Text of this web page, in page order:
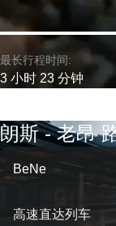
最长行程时间:
3 小时 23 分钟
朗斯 - 老昂
BeNe
高速直达列车